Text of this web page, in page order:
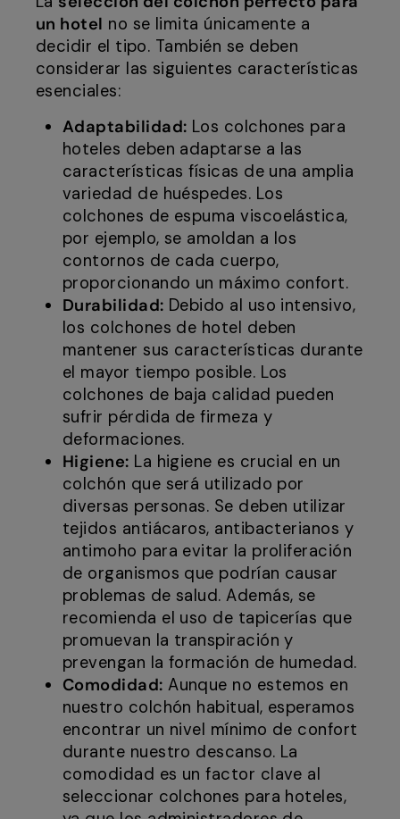
un hotel no se limita únicamente a
decidir el tipo. También se deben
considerar las siguientes características
esenciales:
Adaptabilidad: Los colchones para
hoteles deben adaptarse a las
características físicas de una amplia
variedad de huéspedes. Los
colchones de espuma viscoelástica,
por ejemplo, se amoldan a los
contornos de cada cuerpo,
proporcionando un máximo confort.
Durabilidad: Debido al uso intensivo,
los colchones de hotel deben
mantener sus características durante
el mayor tiempo posible. Los
colchones de baja calidad pueden
sufrir pérdida de firmeza y
deformaciones.
Higiene: La higiene es crucial en un
colchón que será utilizado por
diversas personas. Se deben utilizar
tejidos antiácaros, antibacterianos y
antimoho para evitar la proliferación
de organismos que podrían causar
problemas de salud. Además, se
recomienda el uso de tapicerías que
promuevan la transpiración y
prevengan la formación de humedad.
Comodidad: Aunque no estemos en
nuestro colchón habitual, esperamos
encontrar un nivel mínimo de confort
durante nuestro descanso. La
comodidad es un factor clave al
seleccionar colchones para hoteles,